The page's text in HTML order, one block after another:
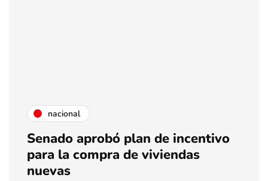
nacional
Senado aprobó plan de incentivo
para la compra de viviendas
nuevas